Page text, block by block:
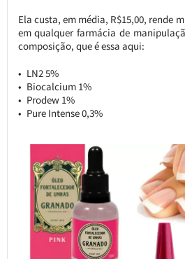
Ela custa, em média, R$15,00, rende
em qualquer farmácia de
composição, que é essa aqui:
LN2 5%
Biocalcium 1%
Prodew 1%
Pure Intense 0,3%